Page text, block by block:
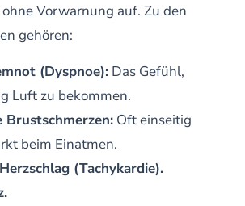
Vorwarnung auf. Zu den
gehören:
(Dyspnoe):Das Gefühl,
Luft zu bekommen.
Brustschmerzen:Oft einseitig
beim Einatmen.
(Tachykardie).